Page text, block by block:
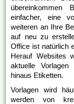
übereinkommen
einfacher, eine
weiteren an Ihre
auf neu zu
Office ist natürlich
Herauf Websites
aktuelle
hinaus Etiketten.
Vorlagen wird
werden von